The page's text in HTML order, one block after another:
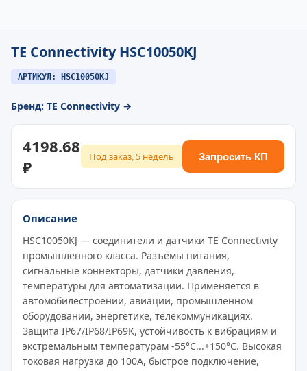
TE Connectivity HSC10050KJ
АРТИКУЛ: HSC10050KJ
Бренд: TE Connectivity →
4198.68
₽
Под заказ, 5 недель Запросить КП
Описание
HSC10050KJ — соединители и датчики TE Connectivity
промышленного класса. Разъёмы питания,
сигнальные коннекторы, датчики давления,
температуры для автоматизации. Применяется в
автомобилестроении, авиации, промышленном
оборудовании, энергетике, телекоммуникациях.
Защита IP67/IP68/IP69K, устойчивость к вибрациям и
экстремальным температурам -55°C...+150°C. Высокая
токовая нагрузка до 100A, быстрое подключение,